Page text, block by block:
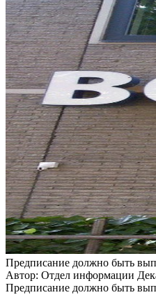
Предписание должно быть
Автор: Отдел информации
Предписание должно быть